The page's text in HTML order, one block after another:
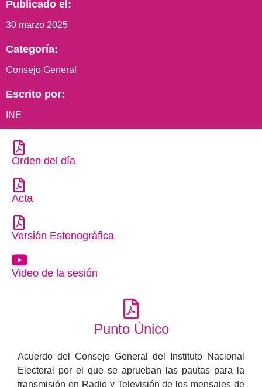
Publicado el:
30 marzo 2025
Categoría:
Consejo General
Escrito por:
INE
Orden del día
Acta
Versión Estenográfica
Video de la sesión
Punto Único
Acuerdo del Consejo General del Instituto Nacional
Electoral por el que se aprueban las pautas para la
transmisión en Radio y Televisión de los mensajes de